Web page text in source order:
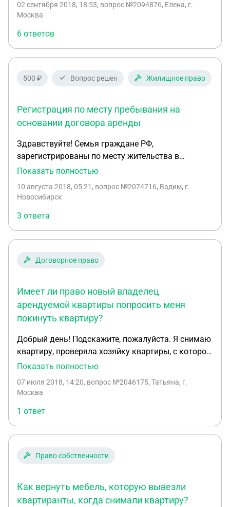
02 сентября 2018, 18:53, вопрос №2094876, Елена, г.
Москва
6 ответов
500 ₽ Вопрос решен Жилищное право
Регистрация по месту пребывания на
основании договора аренды
Здравствуйте! Семья граждане РФ,
зарегистрированы по месту жительства в
собственной квартире в одном областном центре.
квартиру на длительный срок, оформлен договор
собственник квартиры, арендатора глава семьи.
Также вписаны в договоре указано что совместно
с арендатором будут проживать члены его семьи
- указаны ФИО. Семья муж жена и два
несовершеннолетних ребенка. Арендодатель
по месту пребывания. Можно ли на основании
заключенного договора аренды
зарегистрироваться по месту пребывания без
регистрации не можем оформить детей в школу.
Показать полностью
10 августа 2018, 05:21 , вопрос №2074716, Вадим, г.
Новосибирск
3 ответа
Договорное право
Имеет ли право новый владелец
арендуемой квартиры попросить меня
покинуть квартиру?
Добрый день! Подскажите, пожалуйста. Я снимаю
квартиру, проверяла хозяйку квартиры, с которой
я общалась по поводу квартиры, в ЕГРН, хозяйка
квартиры. Год я жила без каких-либо проблем.
представился новым владельцем квартиры, а
также переслал мне документы (выписка из ЕГРН
со штампом), по которым он действительно
является владельцем квартиры. Я проверила на
сайте ЕГРН информацию, но там все равно
общалась ранее. Хозяйка квартиры подтверждает
то, что она продала квартиру молодому человеку,
Показать полностью
07 июля 2018, 14:20, вопрос №2046175, Татьяна, г.
Москва
1 ответ
Право собственности
Как вернуть мебель, которую вывезли
квартиранты, когда снимали квартиру?